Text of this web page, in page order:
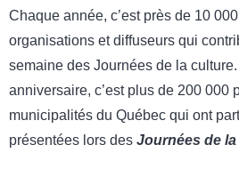
Chaque année, c’est près de 10
organisations et diffuseurs qui
semaine des Journées de la
anniversaire, c’est plus de 200 000
municipalités du Québec qui ont
présentées lors des Journées de